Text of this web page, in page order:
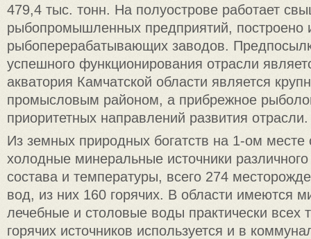
479,4 тыс. тонн. На полуострове работает
рыбопромышленных предприятий, построено
рыбоперерабатывающих заводов.
успешного функционирования отрасли
акватория Камчатской области является
промысловым районом, а прибрежное
приоритетных направлений развития отрасли.
Из земных природных богатств на 1-ом месте
холодные минеральные источники различного
состава и температуры, всего 274
вод, из них 160 горячих. В области имеются
лечебные и столовые воды практически всех
горячих источников используется и в